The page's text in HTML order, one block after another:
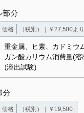
部分
価格 （税別）｜￥27,500より
重金属、ヒ素、カドミウ
ガン酸カリウム消費量(
(溶出試験)
分
価格 （税別）｜￥19,500